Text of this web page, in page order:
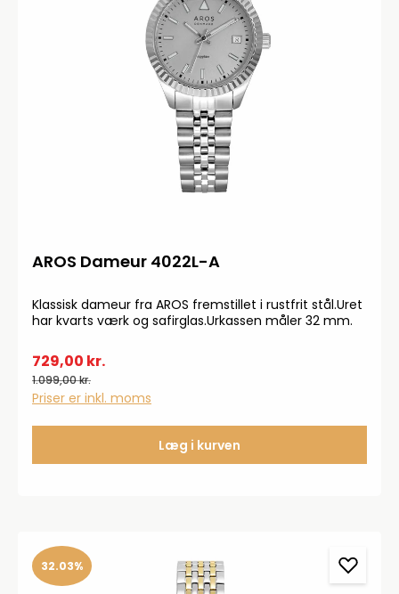
AROS Dameur 4022L-A
Klassisk dameur fra AROS fremstillet i rustfrit stål.Uret
har kvarts værk og safirglas.Urkassen måler 32 mm.
729,00 kr.
1.099,00 kr.
Priser er inkl. moms
Læg i kurven
32.03%